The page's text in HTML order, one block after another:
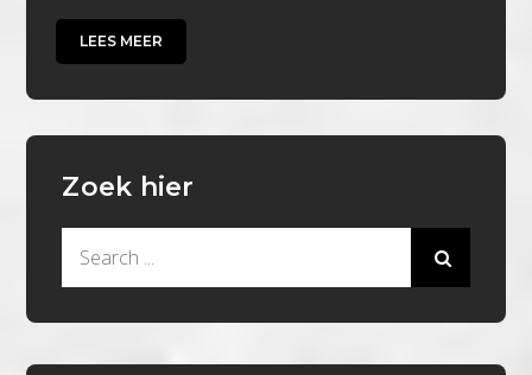
LEES MEER
Zoek hier